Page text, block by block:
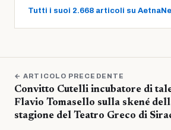
Tutti i suoi 2.668 articoli su
← ARTICOLO PRECEDENTE
Convitto Cutelli incubatore di
Flavio Tomasello sulla skené
stagione del Teatro Greco di